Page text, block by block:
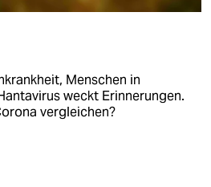
Menschen in
weckt Erinnerungen.
vergleichen?